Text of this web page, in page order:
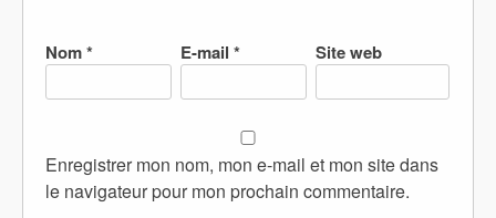
Nom* E-mail * Site web
Enregistrer mon nom, mon e-mail et mon site dans
le navigateur pour mon prochain commentaire.